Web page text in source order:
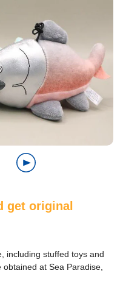
get original
including stuffed toys and
at Sea Paradise,